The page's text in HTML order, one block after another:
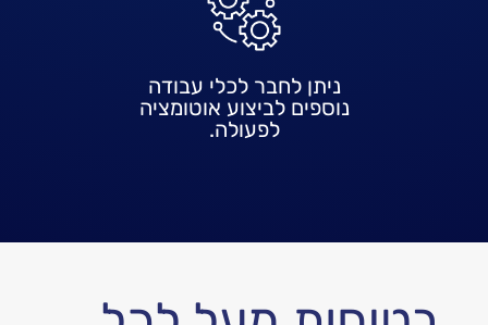
ניתן לחבר לכלי עבודה
נוספים לביצוע אוטומציה
לפעולה.